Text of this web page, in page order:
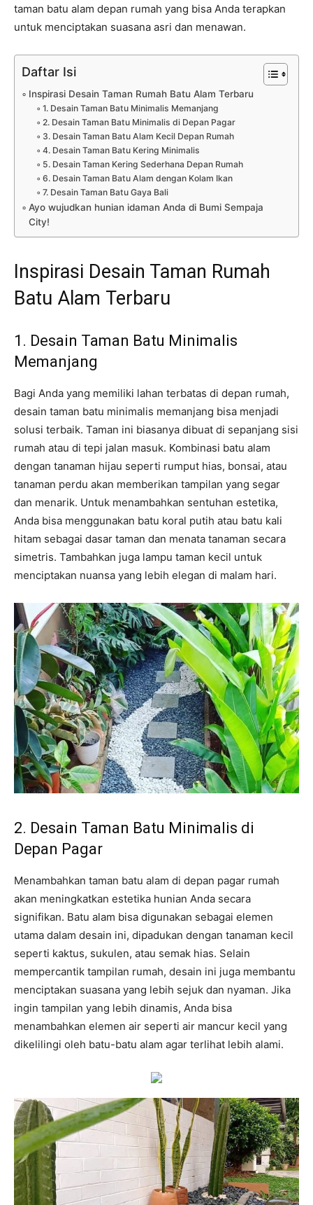
taman batu alam depan rumah yang bisa Anda terapkan
untuk menciptakan suasana asri dan menawan.
Daftar Isi
Inspirasi Desain Taman Rumah Batu Alam Terbaru
1. Desain Taman Batu Minimalis Memanjang
2. Desain Taman Batu Minimalis di Depan Pagar
3. Desain Taman Batu Alam Kecil Depan Rumah
4. Desain Taman Batu Kering Minimalis
5. Desain Taman Kering Sederhana Depan Rumah
6. Desain Taman Batu Alam dengan Kolam Ikan
7. Desain Taman Batu Gaya Bali
Ayo wujudkan hunian idaman Anda di Bumi Sempaja
City!
Inspirasi Desain Taman Rumah
Batu Alam Terbaru
1. Desain Taman Batu Minimalis
Memanjang
Bagi Anda yang memiliki lahan terbatas di depan rumah,
desain taman batu minimalis memanjang bisa menjadi
solusi terbaik. Taman ini biasanya dibuat di sepanjang sisi
rumah atau di tepi jalan masuk. Kombinasi batu alam
dengan tanaman hijau seperti rumput hias, bonsai, atau
tanaman perdu akan memberikan tampilan yang segar
dan menarik. Untuk menambahkan sentuhan estetika,
Anda bisa menggunakan batu koral putih atau batu kali
hitam sebagai dasar taman dan menata tanaman secara
simetris. Tambahkan juga lampu taman kecil untuk
menciptakan nuansa yang lebih elegan di malam hari.
2. Desain Taman Batu Minimalis di
Depan Pagar
Menambahkan taman batu alam di depan pagar rumah
akan meningkatkan estetika hunian Anda secara
signifikan. Batu alam bisa digunakan sebagai elemen
utama dalam desain ini, dipadukan dengan tanaman kecil
seperti kaktus, sukulen, atau semak hias. Selain
mempercantik tampilan rumah, desain ini juga membantu
menciptakan suasana yang lebih sejuk dan nyaman. Jika
ingin tampilan yang lebih dinamis, Anda bisa
menambahkan elemen air seperti air mancur kecil yang
dikelilingi oleh batu-batu alam agar terlihat lebih alami.